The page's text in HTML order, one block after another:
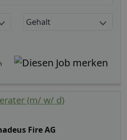
Gehalt
(m/ w/ d)
Fire AG